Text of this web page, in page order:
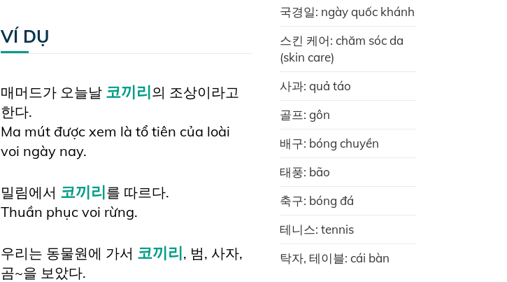
VÍ DỤ
매머드가 오늘날 코끼리의 조상이라고
한다.
Ma mút được xem là tổ tiên của loài
voi ngày nay.
밀림에서 코끼리를 따르다.
Thuần phục voi rừng.
우리는 동물원에 가서 코끼리, 범, 사자,
곰~을 보았다.
국경일: ngày quốc khánh
스킨 케어: chăm sóc da
(skin care)
사과: quả táo
골프: gôn
배구: bóng chuyền
태풍: bão
축구: bóng đá
테니스: tennis
탁자, 테이블: cái bàn